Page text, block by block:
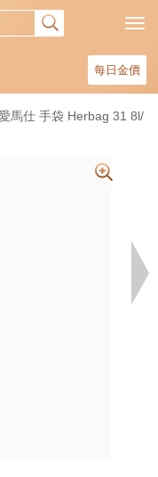
每日金價
馬仕 手袋 Herbag 31 8l/